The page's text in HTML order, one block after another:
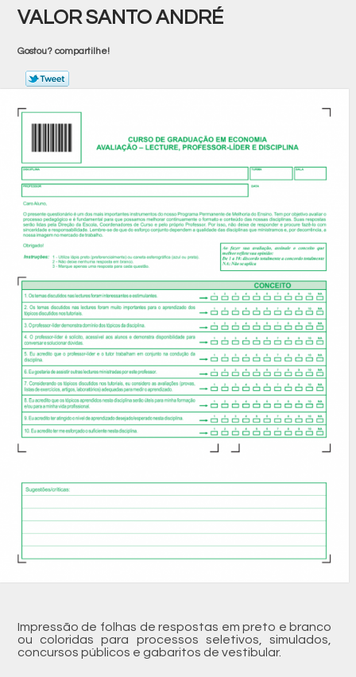
VALOR SANTO ANDRÉ
Gostou? compartilhe!
Impressão de folhas de respostas em preto e branco
ou coloridas para processos seletivos, simulados,
concursos públicos e gabaritos de vestibular.